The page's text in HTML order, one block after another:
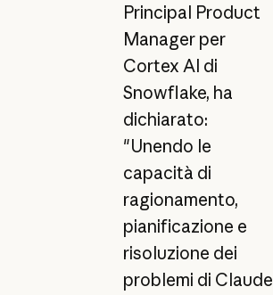
Principal Product
Manager per
Cortex AI di
Snowflake, ha
dichiarato:
"Unendo le
capacità di
ragionamento,
pianificazione e
risoluzione dei
problemi di Claude